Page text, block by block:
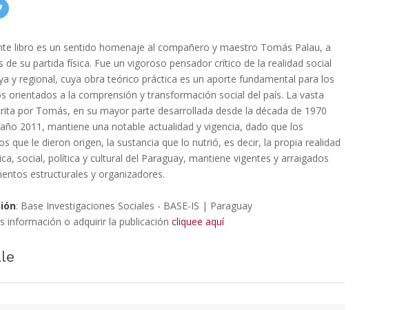
libro es un sentido homenaje al compañero y maestro Tomás Palau, a
de su partida física. Fue un vigoroso pensador crítico de la realidad social
y regional, cuya obra teórico práctica es un aporte fundamental para los
orientados a la comprensión y transformación social del país. La vasta
por Tomás, en su mayor parte desarrollada desde la década de 1970
2011, mantiene una notable actualidad y vigencia, dado que los
que le dieron origen, la sustancia que lo nutrió, es decir, la propia realidad
social, política y cultural del Paraguay, mantiene vigentes y arraigados
estructurales y organizadores.
: Base Investigaciones Sociales - BASE-IS | Paraguay
información o adquirir la publicación cliquee aquí